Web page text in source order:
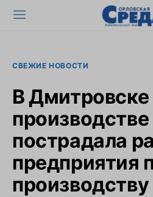
СВЕЖИЕ НОВОСТИ
В Дмитровске
производстве
пострадала
предприятия